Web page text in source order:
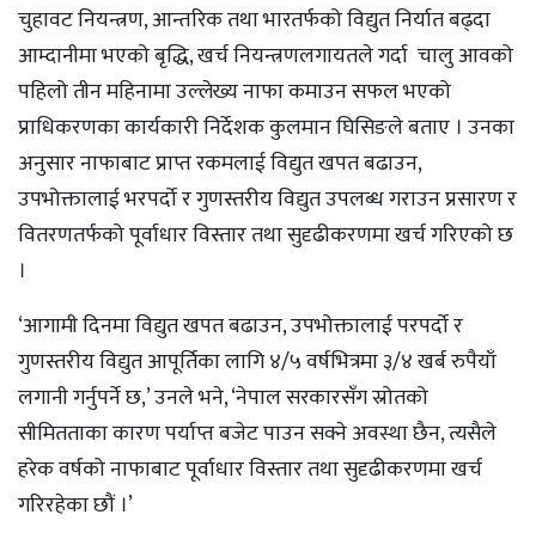
चुहावट नियन्त्रण, आन्तरिक तथा भारतर्फको विद्युत निर्यात बढ्दा
आम्दानीमा भएको बृद्धि, खर्च नियन्त्रणलगायतले गर्दा चालु आवको
पहिलो तीन महिनामा उल्लेख्य नाफा कमाउन सफल भएको
प्राधिकरणका कार्यकारी निर्देशक कुलमान घिसिङले बताए । उनका
अनुसार नाफाबाट प्राप्त रकमलाई विद्युत खपत बढाउन,
उपभोक्तालाई भरपर्दो र गुणस्तरीय विद्युत उपलब्ध गराउन प्रसारण र
वितरणतर्फको पूर्वाधार विस्तार तथा सुदृढीकरणमा खर्च गरिएको छ
।
‘आगामी दिनमा विद्युत खपत बढाउन, उपभोक्तालाई परपर्दो र
गुणस्तरीय विद्युत आपूर्तिका लागि ४/५ वर्षभित्रमा ३/४ खर्ब रुपैयाँ
लगानी गर्नुपर्ने छ,’ उनले भने, ‘नेपाल सरकारसँग स्रोतको
सीमितताका कारण पर्याप्त बजेट पाउन सक्ने अवस्था छैन, त्यसैले
हरेक वर्षको नाफाबाट पूर्वाधार विस्तार तथा सुदृढीकरणमा खर्च
गरिरहेका छौं ।’